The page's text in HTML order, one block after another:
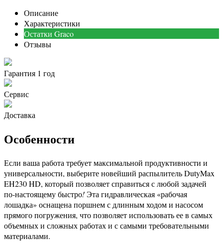
Описание
Характеристики
Остатки Graco
Отзывы
Гарантия 1 год
Сервис
Доставка
Особенности
Если ваша работа требует максимальной продуктивности и
универсальности, выберите новейший распылитель DutyMax
EH230 HD, который позволяет справиться с любой задачей
по-настоящему быстро!Эта гидравлическая «рабочая
лошадка» оснащена поршнем с длинным ходом и насосом
прямого погружения, что позволяет использовать ее в самых
объемных и сложных работах и с самыми требовательными
материалами.